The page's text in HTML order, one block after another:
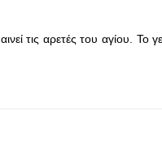
αρετές του αγίου. Το